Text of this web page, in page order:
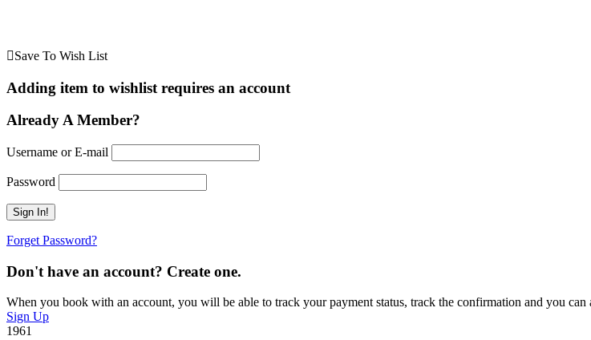
Save To Wish List
Adding item to wishlist requires an account
Already A Member?
Username or E-mail
Password
Forget Password?
Don't have an account? Create one.
When you book with an account, you will be able to track your payment status, track the confirmation and you can
Sign Up
1961